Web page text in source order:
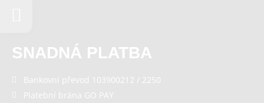
SNADNÁ PLATBA
Bankovní převod 103900212 / 2250
Platební brána GO PAY